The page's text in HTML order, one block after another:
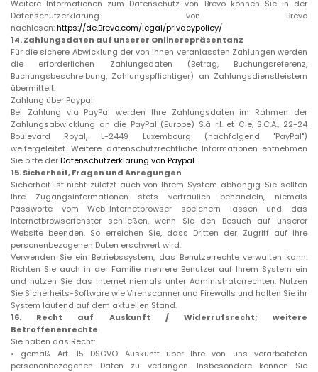
Weitere Informationen zum Datenschutz von Brevo können Sie in der
Datenschutzerklärung von Brevo
nachlesen:https://de.Brevo.com/legal/privacypolicy/
14.Zahlungsdaten auf unserer Onlinerepräsentanz
Für die sichere Abwicklung der von Ihnen veranlassten Zahlungen werden
die erforderlichen Zahlungsdaten (Betrag, Buchungsreferenz,
Buchungsbeschreibung, Zahlungspflichtiger) an Zahlungsdienstleistern
übermittelt.
Zahlung über Paypal
Bei Zahlung via PayPal werden Ihre Zahlungsdaten im Rahmen der
Zahlungsabwicklung an die PayPal (Europe) S.à r.l. et Cie, S.C.A., 22-24
Boulevard Royal, L-2449 Luxembourg (nachfolgend "PayPal")
weitergeleitet. Weitere datenschutzrechtliche Informationen entnehmen
Sie bitte derDatenschutzerklärung von Paypal.
15.Sicherheit, Fragen und Anregungen
Sicherheit ist nicht zuletzt auch von Ihrem System abhängig. Sie sollten
Ihre Zugangsinformationen stets vertraulich behandeln, niemals
Passworte vom Web-Internetbrowser speichern lassen und das
Internetbrowserfenster schließen, wenn Sie den Besuch auf unserer
Website beenden. So erreichen Sie, dass Dritten der Zugriff auf Ihre
personenbezogenen Daten erschwert wird.
Verwenden Sie ein Betriebssystem, das Benutzerrechte verwalten kann.
Richten Sie auch in der Familie mehrere Benutzer auf Ihrem System ein
und nutzen Sie das Internet niemals unter Administratorrechten. Nutzen
Sie Sicherheits-Software wie Virenscanner und Firewalls und halten Sie ihr
System laufend auf dem aktuellen Stand.
16.
Recht auf Auskunft / Widerrufsrecht; weitere
Betroffenenrechte
Sie haben das Recht:
• gemäß Art. 15 DSGVO Auskunft über Ihre von uns verarbeiteten
personenbezogenen Daten zu verlangen. Insbesondere können Sie